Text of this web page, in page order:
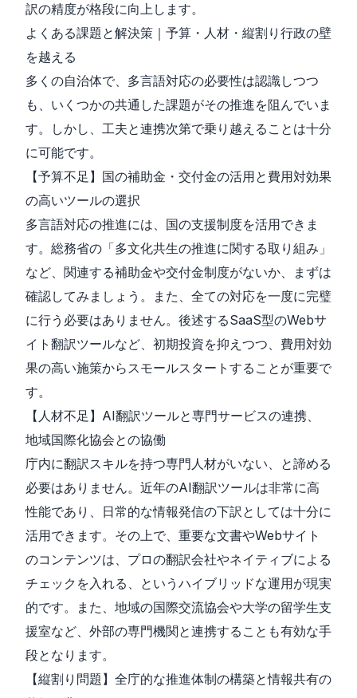
訳の精度が格段に向上します。
よくある課題と解決策｜予算・人材・縦割り行政の壁
を越える
多くの自治体で、多言語対応の必要性は認識しつつ
も、いくつかの共通した課題がその推進を阻んでいま
す。しかし、工夫と連携次第で乗り越えることは十分
に可能です。
【予算不足】国の補助金・交付金の活用と費用対効果
の高いツールの選択
多言語対応の推進には、国の支援制度を活用できま
す。総務省の「多文化共生の推進に関する取り組み」
など、関連する補助金や交付金制度がないか、まずは
確認してみましょう。また、全ての対応を一度に完璧
に行う必要はありません。後述するSaaS型のWebサ
イト翻訳ツールなど、初期投資を抑えつつ、費用対効
果の高い施策からスモールスタートすることが重要で
す。
【人材不足】AI翻訳ツールと専門サービスの連携、
地域国際化協会との協働
庁内に翻訳スキルを持つ専門人材がいない、と諦める
必要はありません。近年のAI翻訳ツールは非常に高
性能であり、日常的な情報発信の下訳としては十分に
活用できます。その上で、重要な文書やWebサイト
のコンテンツは、プロの翻訳会社やネイティブによる
チェックを入れる、というハイブリッドな運用が現実
的です。また、地域の国際交流協会や大学の留学生支
援室など、外部の専門機関と連携することも有効な手
段となります。
【縦割り問題】全庁的な推進体制の構築と情報共有の